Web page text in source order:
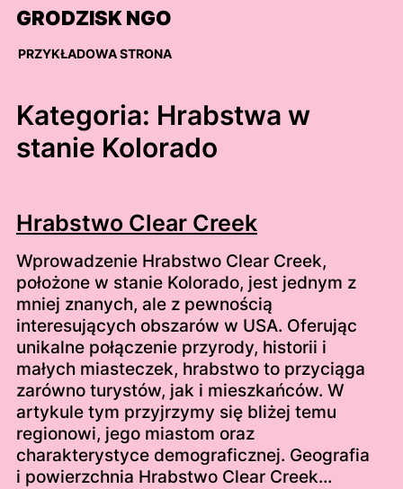
Skip
content
GRODZISK NGO
PRZYKŁADOWA STRONA
Kategoria: Hrabstwa w
stanie Kolorado
Hrabstwo Clear Creek
Wprowadzenie Hrabstwo Clear Creek,
położone w stanie Kolorado, jest jednym z
mniej znanych, ale z pewnością
interesujących obszarów w USA. Oferując
unikalne połączenie przyrody, historii i
małych miasteczek, hrabstwo to przyciąga
zarówno turystów, jak i mieszkańców. W
artykule tym przyjrzymy się bliżej temu
regionowi, jego miastom oraz
charakterystyce demograficznej. Geografia
i powierzchnia Hrabstwo Clear Creek…